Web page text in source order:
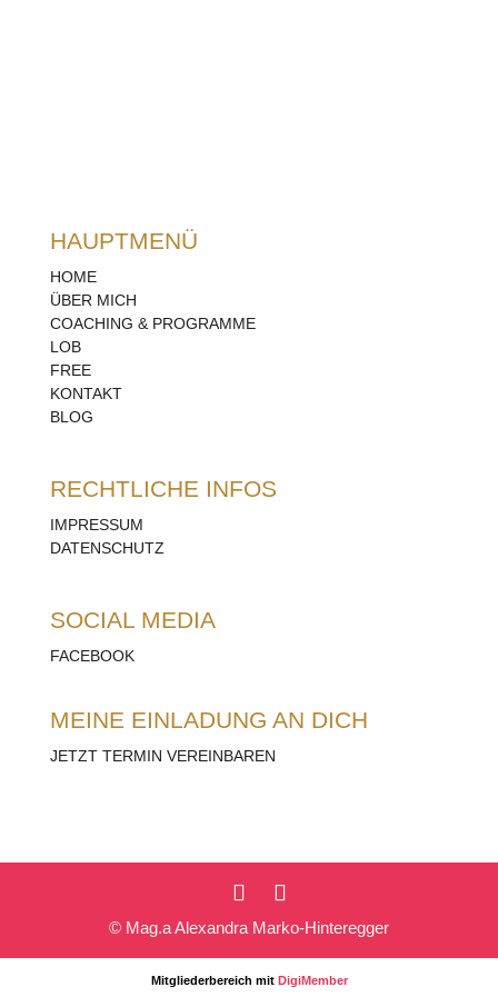
HAUPTMENÜ
HOME
ÜBER MICH
COACHING & PROGRAMME
LOB
FREE
KONTAKT
BLOG
RECHTLICHE INFOS
IMPRESSUM
DATENSCHUTZ
SOCIAL MEDIA
FACEBOOK
MEINE EINLADUNG AN DICH
JETZT TERMIN VEREINBAREN
© Mag.a Alexandra Marko-Hinteregger
Mitgliederbereich mit DigiMember